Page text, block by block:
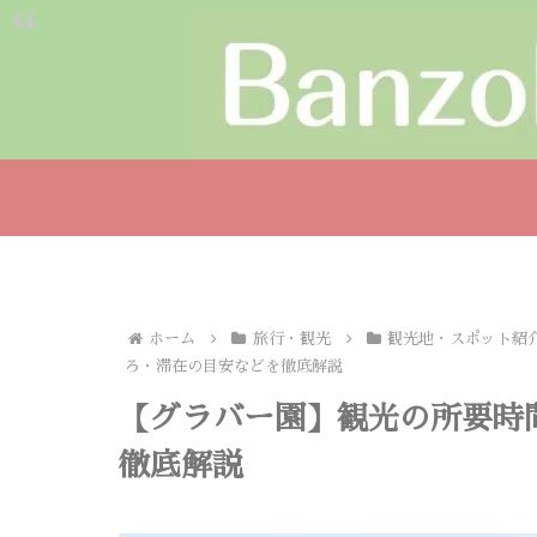
ホーム 旅行・観光
観光地・スポット紹
ろ・滞在の目安などを徹底解説
【グラバー園】観光の所要
徹底解説